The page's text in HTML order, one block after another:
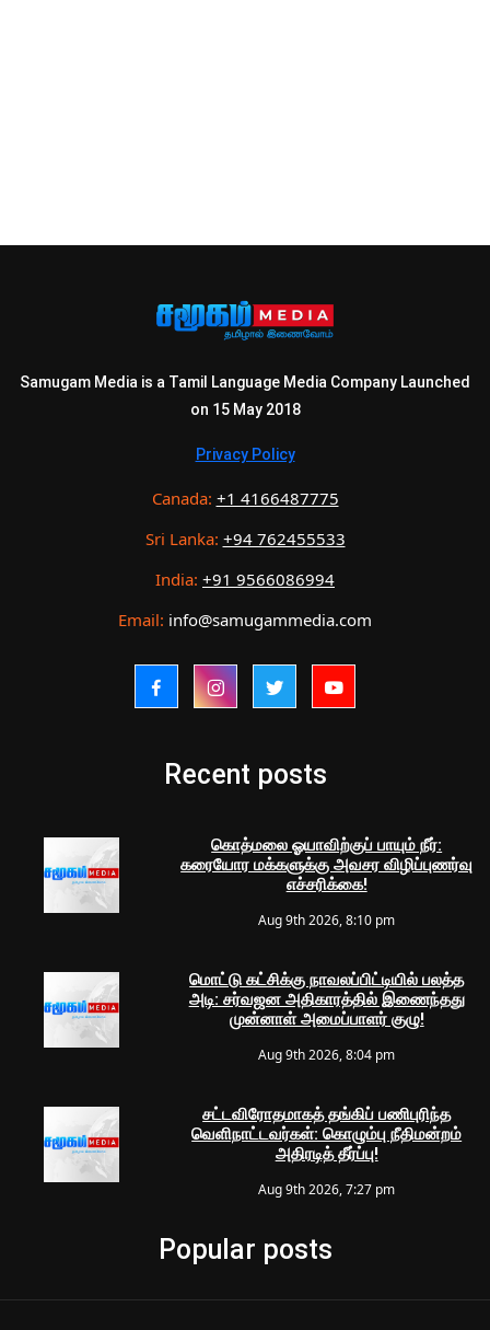
Samugam Media is a Tamil Language Media Company Launched
on 15 May 2018
Privacy Policy
Canada: +1 4166487775
Sri Lanka: +94 762455533
India: +91 9566086994
Email: info@samugammedia.com
Recent posts
கொத்மலை ஓயாவிற்குப் பாயும் நீர்:
கரையோர மக்களுக்கு அவசர விழிப்புணர்வு
எச்சரிக்கை!
Aug 9th 2026, 8:10 pm
மொட்டு கட்சிக்கு நாவலப்பிட்டியில் பலத்த
அடி: சர்வஜன அதிகாரத்தில் இணைந்தது
முன்னாள் அமைப்பாளர் குழு!
Aug 9th 2026, 8:04 pm
சட்டவிரோதமாகத் தங்கிப் பணிபுரிந்த
வெளிநாட்டவர்கள்: கொழும்பு நீதிமன்றம்
அதிரடித் தீர்ப்பு!
Aug 9th 2026, 7:27 pm
Popular posts